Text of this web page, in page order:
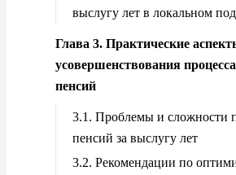
выслугу лет в локальном
Глава 3. Практические
усовершенствования
пенсий
3.1. Проблемы и сложности
пенсий за выслугу лет
3.2. Рекомендации по